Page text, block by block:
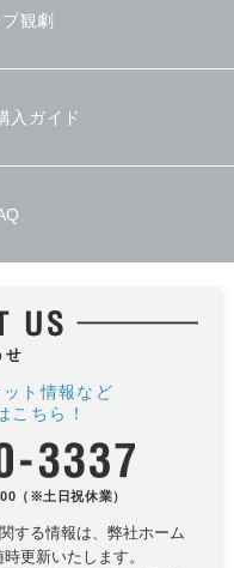
観劇
入ガイド
ト情報など
こちら！
（※土日祝休業）
する情報は、 弊社ホーム
更新いたします。